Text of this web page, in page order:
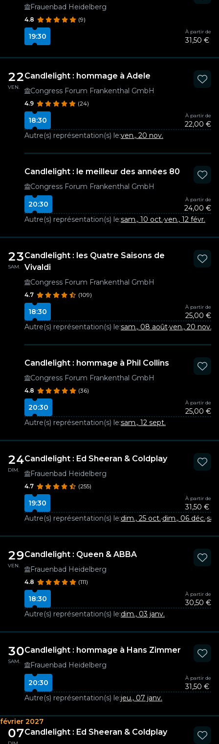
Frauenbad Heidelberg
4.8 (9)
19:30
À partir de
31,50 €
22
VEN.
Candlelight : hommage à Adele
Congress Forum Frankenthal GmbH
4.9 (24)
18:30
À partir de
22,00 €
Autre(s) représentation(s) le:ven., 20 nov.
Candlelight : le meilleur des années 80
Congress Forum Frankenthal GmbH
20:30
À partir de
24,00 €
Autre(s) représentation(s) le:sam., 10 oct.·ven., 12 févr.
23
SAM.
Candlelight : les Quatre Saisons de
Vivaldi
Congress Forum Frankenthal GmbH
4.7 (109)
18:30
À partir de
25,00 €
Autre(s) représentation(s) le:sam., 08 août·ven., 20 nov.
Candlelight : hommage à Phil Collins
Congress Forum Frankenthal GmbH
4.8 (36)
20:30
À partir de
25,00 €
Autre(s) représentation(s) le:sam., 12 sept.
24
DIM.
Candlelight : Ed Sheeran & Coldplay
Frauenbad Heidelberg
4.7 (255)
19:30
À partir de
31,50 €
Autre(s) représentation(s) le:dim., 25 oct.·dim., 06 déc.·
29
VEN.
Candlelight : Queen & ABBA
Frauenbad Heidelberg
4.8 (111)
18:30
À partir de
30,50 €
Autre(s) représentation(s) le:dim., 03 janv.
30
SAM.
Candlelight : hommage à Hans Zimmer
Frauenbad Heidelberg
20:30
À partir de
31,50 €
Autre(s) représentation(s) le:jeu., 07 janv.
février 2027
07Candlelight : Ed Sheeran & Coldplay